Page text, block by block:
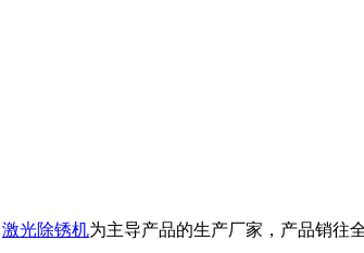
激光除锈机为主导产品的生产厂家，产品销往